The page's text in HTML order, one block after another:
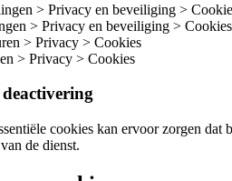
> Privacy en beveiliging >
> Privacy en beveiliging > Cookies
> Privacy > Cookies
> Privacy > Cookies
cookies kan ervoor zorgen
de dienst.